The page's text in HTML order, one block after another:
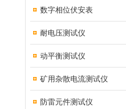
数字相位伏安表
耐电压测试仪
动平衡测试仪
矿用杂散电流测试仪
防雷元件测试仪